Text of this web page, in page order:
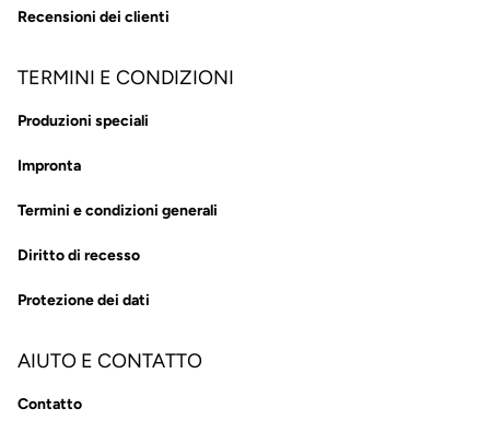
Recensioni dei clienti
TERMINI E CONDIZIONI
Produzioni speciali
Impronta
Termini e condizioni generali
Diritto di recesso
Protezione dei dati
AIUTO E CONTATTO
Contatto